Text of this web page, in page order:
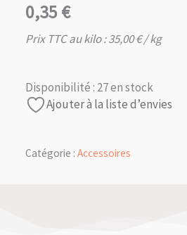
0,35€
Prix TTC au kilo :35,00€/ kg
Disponibilité : 27 en stock
Ajouter à la liste d’envies
Catégorie : Accessoires